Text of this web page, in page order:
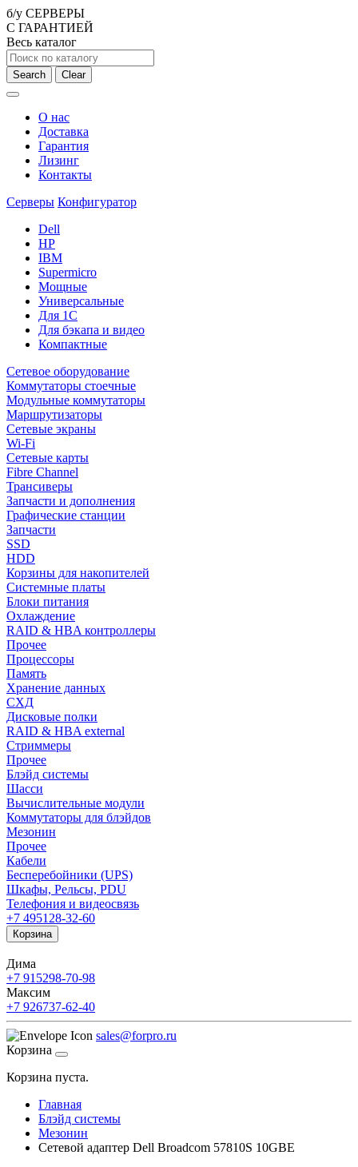
б/у СЕРВЕРЫ
С ГАРАНТИЕЙ
Весь каталог
Search Clear
О нас
Доставка
Гарантия
Лизинг
Контакты
Серверы Конфигуратор
Dell
HP
IBM
Supermicro
Мощные
Универсальные
Для 1С
Для бэкапа и видео
Компактные
Сетевое оборудование
Коммутаторы стоечные
Модульные коммутаторы
Маршрутизаторы
Сетевые экраны
Wi-Fi
Сетевые карты
Fibre Channel
Трансиверы
Запчасти и дополнения
Графические станции
Запчасти
SSD
HDD
Корзины для накопителей
Системные платы
Блоки питания
Охлаждение
RAID & HBA контроллеры
Прочее
Процессоры
Память
Хранение данных
СХД
Дисковые полки
RAID & HBA external
Стриммеры
Прочее
Блэйд системы
Шасси
Вычислительные модули
Коммутаторы для блэйдов
Мезонин
Прочее
Кабели
Бесперебойники (UPS)
Шкафы, Рельсы, PDU
Телефония и видеосвязь
+7 495128-32-60
Корзина
Дима
+7 915298-70-98
Максим
+7 926737-62-40
sales@forpro.ru
Корзина
Корзина пуста.
Главная
Блэйд системы
Мезонин
Сетевой адаптер Dell Broadcom 57810S 10GBE